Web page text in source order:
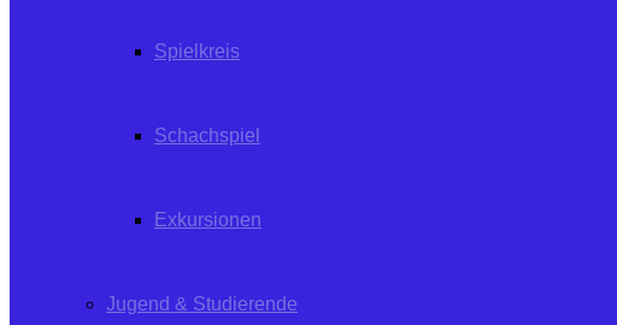
Spielkreis
Schachspiel
Exkursionen
Jugend & Studierende